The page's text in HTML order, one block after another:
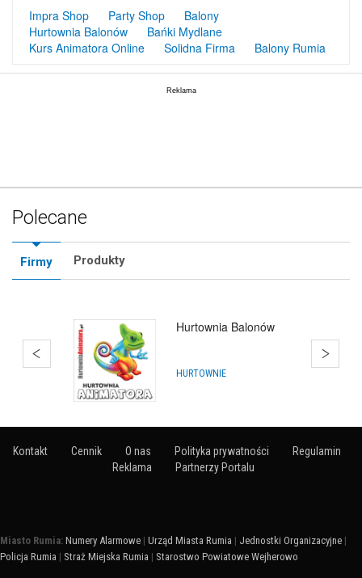
Impra Shop
Party Shop
Balony
Hurtownia Balonów
Bańki Mydlane
Kurs Animatora Online
Solidna Firma Balony Rumia
Polecane
Firmy Produkty
Hurtownia Balonów
HURTOWNIE
Kontakt Cennik O nas Polityka prywatności
Regulamin
Reklama
Partnerzy Portalu
Miasto Rumia: Numery Alarmowe | Urząd Miasta Rumia | Jednostki Organizacyjne |
Policja Rumia | Straż Miejska Rumia | Starostwo Powiatowe Wejherowo